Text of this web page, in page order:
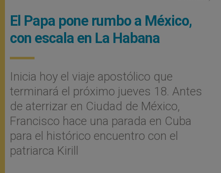
El Papa pone rumbo a México,
con escala en La Habana
Inicia hoy el viaje apostólico que
terminará el próximo jueves 18. Antes
de aterrizar en Ciudad de México,
Francisco hace una parada en Cuba
para el histórico encuentro con el
patriarca Kirill